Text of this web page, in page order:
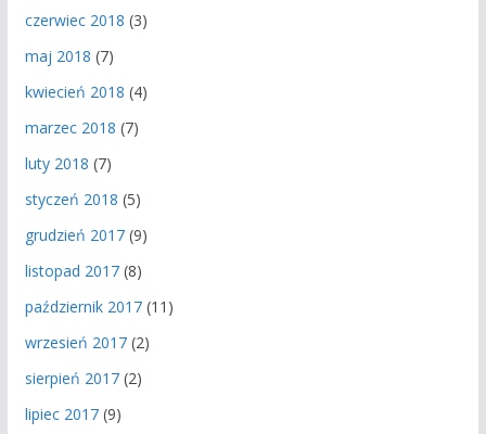
czerwiec 2018 (3)
maj 2018 (7)
kwiecień 2018 (4)
marzec 2018 (7)
luty 2018 (7)
styczeń 2018 (5)
grudzień 2017(9)
listopad 2017(8)
październik 2017(11)
wrzesień 2017(2)
sierpień 2017(2)
lipiec 2017(9)